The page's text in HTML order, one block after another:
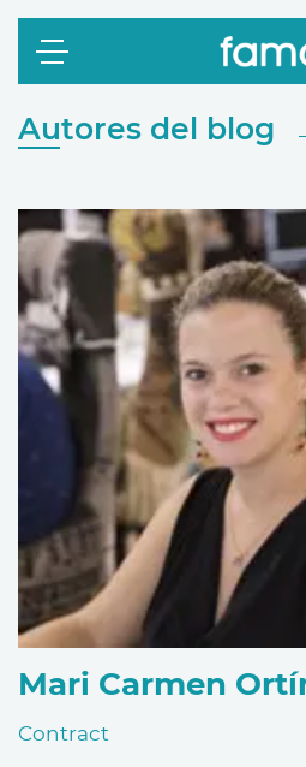
Autores del blog
Mari Carmen
Contract